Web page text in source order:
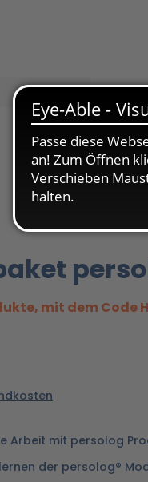
mit dem Code
Arbeit mit persolog
der persolog®